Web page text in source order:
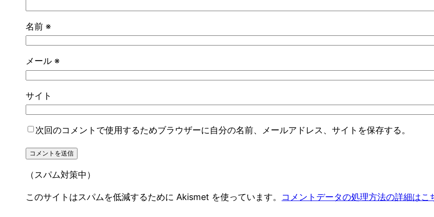
名前 ※
メール ※
サイト
次回のコメントで使用するためブラウザーに自分の名前、メールアドレス、サイトを保存する。
（スパム対策中）
このサイトはスパムを低減するために Akismet を使っています。 コメントデータの処理方法の詳細はこ